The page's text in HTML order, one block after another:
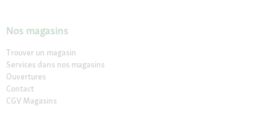
Nos magasins
Trouver un magasin
Services dans nos magasins
Ouvertures
Contact
CGV Magasins